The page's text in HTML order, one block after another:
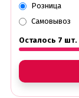
Розница
Самовывоз
Осталось 7 шт.